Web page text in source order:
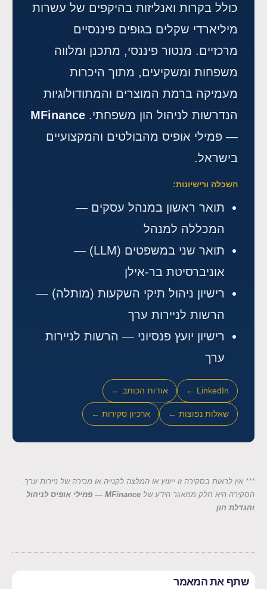
כולל בקרות ואנליזות בהיקפים של עשרות
מיליארדי שקלים בגופים פיננסיים
מרכזיים. מנטור פיננסי, מתכנן ומלווה
משפחות ומשקיעים, מתוך היכרות
מעמיקה ברמת המוצרים והמתודולוגיות
הנדרשות לניהול הון משפחתי. MFinance
— פמילי אופיס מהבולטים והמקצועיים
בישראל.
השכלה ורישיונות:
תואר ראשון במנהל עסקים —
המכללה למנהל
תואר שני במשפטים (LLM) —
אוניברסיטת בר-אילן
רישיון ניהול תיקי השקעות (מותלה) —
הרשות לניירות ערך
רישיון יועץ פנסיוני — הרשות לניירות
ערך
LinkedIn ← אודות הכותב ←
שאלות נפוצות ← ארכיון סקירות ←
*** אין לראות בסקירה זו ייעוץ או המלצה לקנייה או מכירה של ניירות ערך.
הסקירה היא חלק ממאגר הידע של
MFinance — פמילי אופיס לניהול
והגדלת הון.
שתף את המאמר